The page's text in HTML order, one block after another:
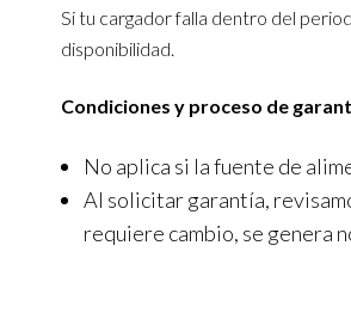
Si tu cargador falla dentro del
disponibilidad.
Condiciones y proceso de
No aplica si la fuente de
Al solicitar garantía,
requiere cambio, se genera